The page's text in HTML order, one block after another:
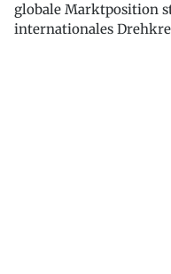
globale Marktposition
internationales